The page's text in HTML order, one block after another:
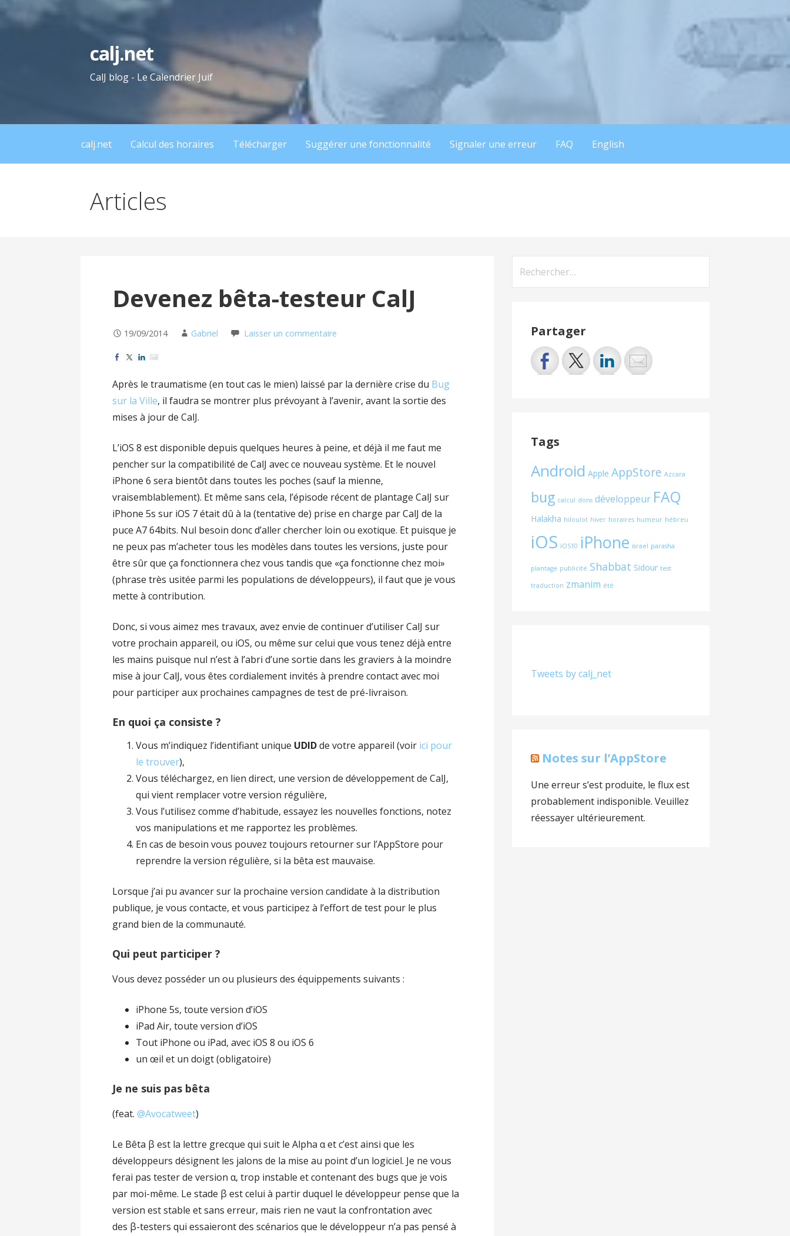
calj.net
CalJ blog - Le Calendrier Juif
calj.net Calcul des horaires Télécharger Suggérer une fonctionnalité Signaler une erreur FAQ English
Articles
Devenez bêta-testeur CalJ
19/09/2014 Gabriel Laisser un commentaire
Après le traumatisme (en tout cas le mien) laissé par la dernière crise du Bug
sur la Ville, il faudra se montrer plus prévoyant à l’avenir, avant la sortie des
mises à jour de CalJ.
L’iOS 8 est disponible depuis quelques heures à peine, et déjà il me faut me
pencher sur la compatibilité de CalJ avec ce nouveau système. Et le nouvel
iPhone 6 sera bientôt dans toutes les poches (sauf la mienne,
vraisemblablement). Et même sans cela, l’épisode récent de plantage CalJ sur
iPhone 5s sur iOS 7 était dû à la (tentative de) prise en charge par CalJ de la
puce A7 64bits. Nul besoin donc d’aller chercher loin ou exotique. Et puisque je
ne peux pas m’acheter tous les modèles dans toutes les versions, juste pour
être sûr que ça fonctionnera chez vous tandis que «ça fonctionne chez moi»
(phrase très usitée parmi les populations de développeurs), il faut que je vous
mette à contribution.
Donc, si vous aimez mes travaux, avez envie de continuer d’utiliser CalJ sur
votre prochain appareil, ou iOS, ou même sur celui que vous tenez déjà entre
les mains puisque nul n’est à l’abri d’une sortie dans les graviers à la moindre
mise à jour CalJ, vous êtes cordialement invités à prendre contact avec moi
pour participer aux prochaines campagnes de test de pré-livraison.
En quoi ça consiste ?
Vous m’indiquez l’identifiant unique UDIDde votre appareil (voir ici pour
le trouver),
Vous téléchargez, en lien direct, une version de développement de CalJ,
qui vient remplacer votre version régulière,
Vous l’utilisez comme d’habitude, essayez les nouvelles fonctions, notez
vos manipulations et me rapportez les problèmes.
En cas de besoin vous pouvez toujours retourner sur l’AppStore pour
reprendre la version régulière, si la bêta est mauvaise.
Lorsque j’ai pu avancer sur la prochaine version candidate à la distribution
publique, je vous contacte, et vous participez à l’effort de test pour le plus
grand bien de la communauté.
Qui peut participer ?
Vous devez posséder un ou plusieurs des équippements suivants :
iPhone 5s, toute version d’iOS
iPad Air, toute version d’iOS
Tout iPhone ou iPad, avec iOS 8 ou iOS 6
un œil et un doigt (obligatoire)
Je ne suis pas bêta
(feat.@Avocatweet)
Le Bêta β est la lettre grecque qui suit le Alpha α et c’est ainsi que les
développeurs désignent les jalons de la mise au point d’un logiciel. Je ne vous
ferai pas tester de version α, trop instable et contenant des bugs que je vois
par moi-même. Le stade β est celui à partir duquel le développeur pense que la
version est stable et sans erreur, mais rien ne vaut la confrontation avec
des β-testers qui essaieront des scénarios que le développeur n’a pas pensé à
Partager
Tags
Android Apple AppStore Azcara
bug calcul dons développeur FAQ
Halakha hiloulot hiver horaires humeur hébreu
iOS iOS10 iPhone israel parasha
plantage publicité Shabbat Sidour test
traduction zmanim été
Tweets by calj_net
Notes sur l’AppStore
Une erreur s’est produite, le flux est
probablement indisponible. Veuillez
réessayer ultérieurement.